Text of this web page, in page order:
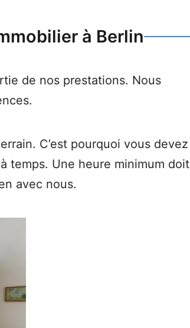
à Berlin
de nos prestations. Nous
C’est pourquoi vous devez
temps. Une heure minimum doit
avec nous.